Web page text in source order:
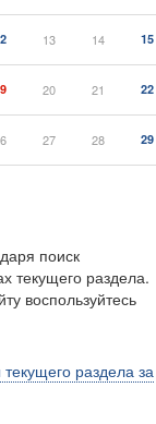
13 14 15
20 21 22
27 28 29
поиск
текущего раздела.
воспользуйтесь
раздела за